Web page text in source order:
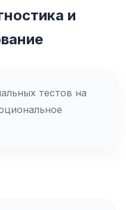
и
тестов на